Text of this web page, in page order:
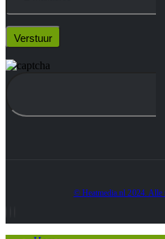
© Heatmedia.nl 2024. Alle